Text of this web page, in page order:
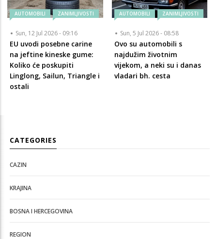
AUTOMOBILI ZANIMLJIVOSTI
Sun, 12 Jul 2026 - 09:16
EU uvodi posebne carine
na jeftine kineske gume:
Koliko će poskupiti
Linglong, Sailun, Triangle i
ostali
AUTOMOBILI ZANIMLJIVOSTI
Sun, 5 Jul 2026 - 08:58
Ovo su automobili s
najdužim životnim
vijekom, a neki su i danas
vladari bh. cesta
CATEGORIES
CAZIN
KRAJINA
BOSNA I HERCEGOVINA
REGION